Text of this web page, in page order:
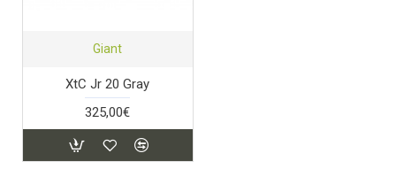
Giant
XtC Jr 20 Gray
325,00€